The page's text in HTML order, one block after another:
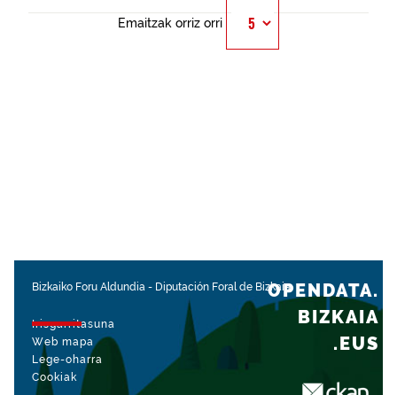
Emaitzak orriz orri
Bizkaiko Foru Aldundia - Diputación Foral de Bizkaia
Irisgarritasuna
Web mapa
Lege-oharra
Cookiak
OPENDATA.
BIZKAIA
.EUS